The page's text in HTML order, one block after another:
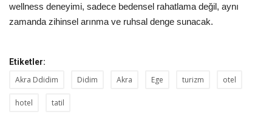
wellness deneyimi, sadece bedensel rahatlama değil, aynı
zamanda zihinsel arınma ve ruhsal denge sunacak.
Etiketler:
Akra Ddidim Didim Akra Ege turizm otel
hotel tatil